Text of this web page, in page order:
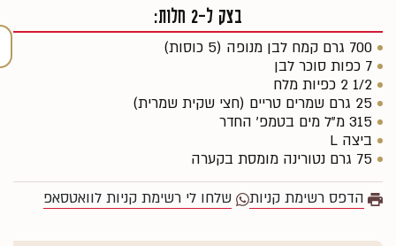
בצק ל-2 חלות:
700 גרם קמח לבן מנופה (5 כוסות)
7 כפות סוכר לבן
1/2 2 כפיות מלח
25 גרם שמרים טריים (חצי שקית שמרית)
315 מ"ל מים בטמפ' החדר
ביצה L
75 גרם נטורינה מומסת בקערה
הדפס רשימת קניות שלחו לי רשימת קניות לוואטסאפ